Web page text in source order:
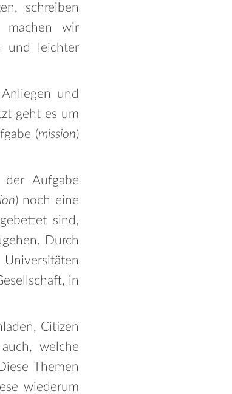
schreiben
wir
und leichter
und
geht es um
(mission)
Aufgabe
) noch eine
sind,
Durch
in
Citizen
welche
Themen
wiederum